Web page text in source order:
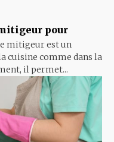
pour
mitigeur est un
cuisine comme dans la
il permet...